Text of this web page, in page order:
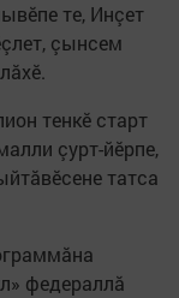
те, Инçет
çынсем
тенкӗ старт
çурт-йӗрпе,
татса
федераллӑ